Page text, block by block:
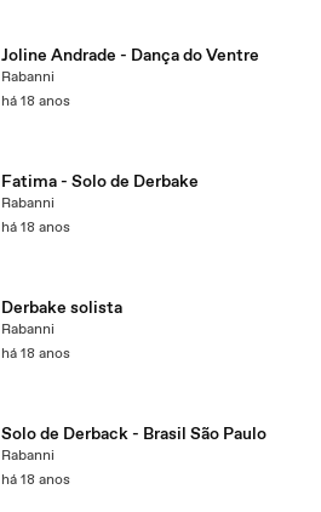
Joline Andrade - Dança do Ventre
Rabanni
há 18 anos
Fatima - Solo de Derbake
Rabanni
há 18 anos
Derbake solista
Rabanni
há 18 anos
Solo de Derback - Brasil São Paulo
Rabanni
há 18 anos